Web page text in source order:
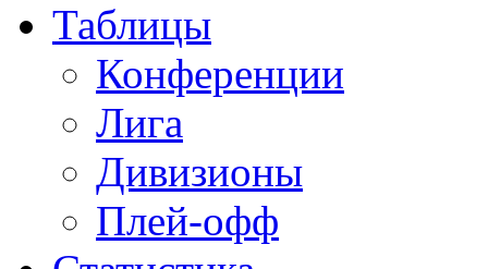
Таблицы
Конференции
Лига
Дивизионы
Плей-офф